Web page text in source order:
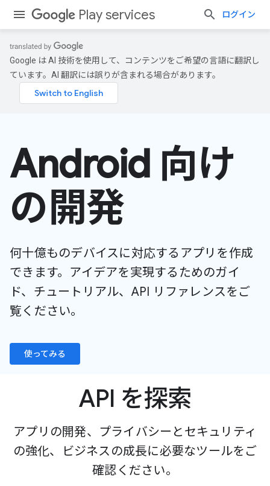
Play services ログイン
Google は AI 技術を使用して、コンテンツをご希望の言語に翻訳し
ています。AI 翻訳には誤りが含まれる場合があります。
Android 向け
の開発
何十億ものデバイスに対応するアプリを作成
できます。アイデアを実現するためのガイ
ド、チュートリアル、API リファレンスをご
覧ください。
使ってみる
API を探索
アプリの開発、プライバシーとセキュリティ
の強化、ビジネスの成長に必要なツールをご
確認ください。